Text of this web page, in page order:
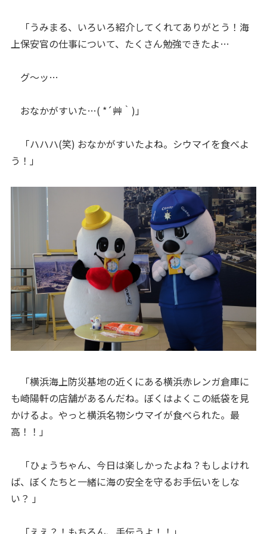
「うみまる、いろいろ紹介してくれてありがとう！海
上保安官の仕事について、たくさん勉強できたよ…
グ～ッ…
おなかがすいた…( *´艸｀)」
「ハハハ(笑) おなかがすいたよね。シウマイを食べよ
う！」
「横浜海上防災基地の近くにある横浜赤レンガ倉庫に
も崎陽軒の店舗があるんだね。ぼくはよくこの紙袋を見
かけるよ。やっと横浜名物シウマイが食べられた。最
高！！」
「ひょうちゃん、今日は楽しかったよね？もしよけれ
ば、ぼくたちと一緒に海の安全を守るお手伝いをしな
い？ 」